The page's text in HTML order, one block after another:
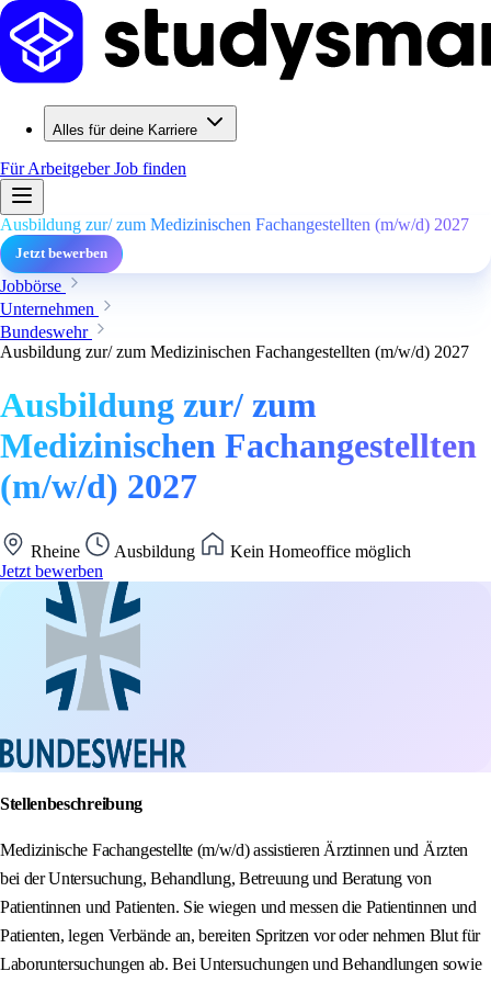
Alles für deine Karriere
Für ArbeitgeberJob finden
Ausbildung zur/ zum Medizinischen Fachangestellten (m/w/d) 2027
Jetzt bewerben
Jobbörse
Unternehmen
Bundeswehr
Ausbildung zur/ zum Medizinischen Fachangestellten (m/w/d) 2027
Ausbildung zur/ zum
Medizinischen Fachangestellten
(m/w/d) 2027
Rheine Ausbildung
Kein Homeoffice möglich
Jetzt bewerben
Stellenbeschreibung
Medizinische Fachangestellte (m/w/d) assistieren Ärztinnen und Ärzten
bei der Untersuchung, Behandlung, Betreuung und Beratung von
Patientinnen und Patienten. Sie wiegen und messen die Patientinnen und
Patienten, legen Verbände an, bereiten Spritzen vor oder nehmen Blut für
Laboruntersuchungen ab. Bei Untersuchungen und Behandlungen sowie